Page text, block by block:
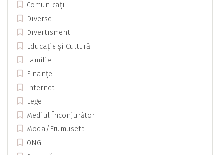
Comunicații
Diverse
Divertisment
Educație și Cultură
Familie
Finanțe
Internet
Lege
Mediul Înconjurător
Moda/Frumusete
ONG